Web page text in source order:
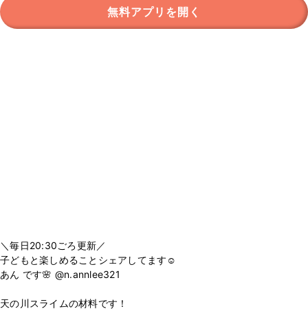
無料アプリを開く
＼毎日20:30ごろ更新／
子どもと楽しめることシェアしてます☺️
あん です🌸 @n.annlee321
天の川スライムの材料です！